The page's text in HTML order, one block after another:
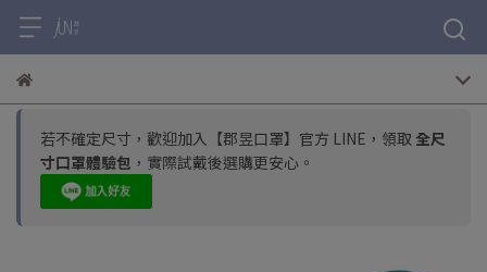
若不確定尺寸，歡迎加入【郡昱口罩】官方 LINE，領取 全尺
寸口罩體驗包 ，實際試戴後選購更安心。